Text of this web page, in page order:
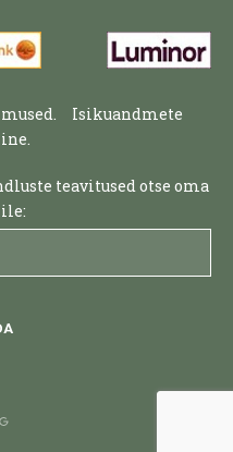
Isikuandmete
teavitused otse oma